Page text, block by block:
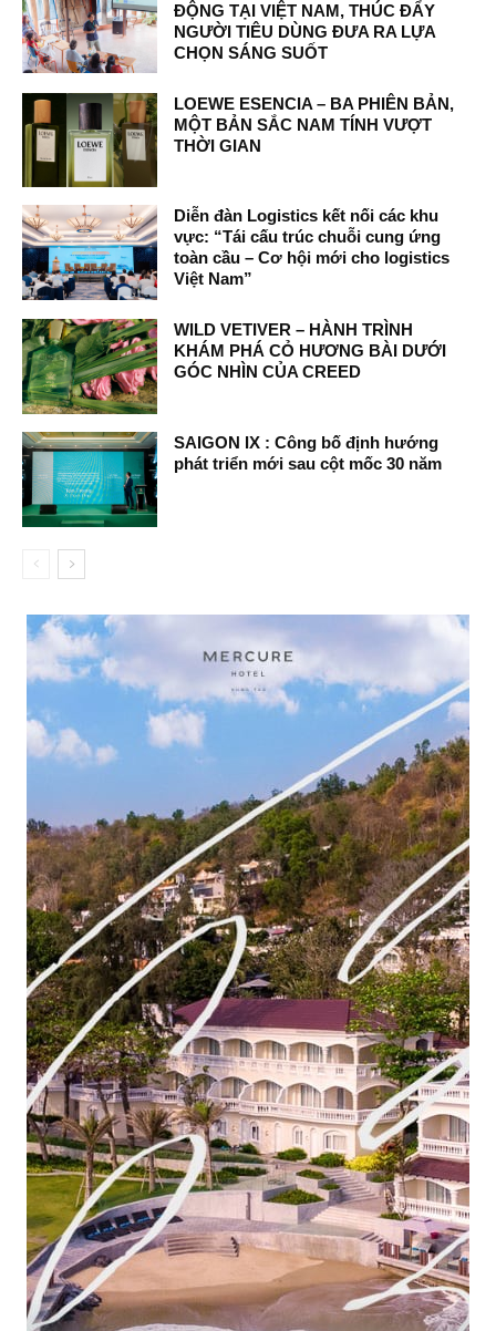
ĐỘNG TẠI VIỆT NAM, THÚC ĐẨY
NGƯỜI TIÊU DÙNG ĐƯA RA LỰA
CHỌN SÁNG SUỐT
LOEWE ESENCIA – BA PHIÊN BẢN,
MỘT BẢN SẮC NAM TÍNH VƯỢT
THỜI GIAN
Diễn đàn Logistics kết nối các khu
vực: “Tái cấu trúc chuỗi cung ứng
toàn cầu – Cơ hội mới cho logistics
Việt Nam”
WILD VETIVER – HÀNH TRÌNH
KHÁM PHÁ CỎ HƯƠNG BÀI DƯỚI
GÓC NHÌN CỦA CREED
SAIGON IX : Công bố định hướng
phát triển mới sau cột mốc 30 năm